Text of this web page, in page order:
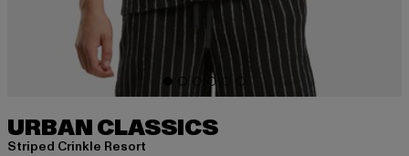
URBAN CLASSICS
Striped Crinkle Resort